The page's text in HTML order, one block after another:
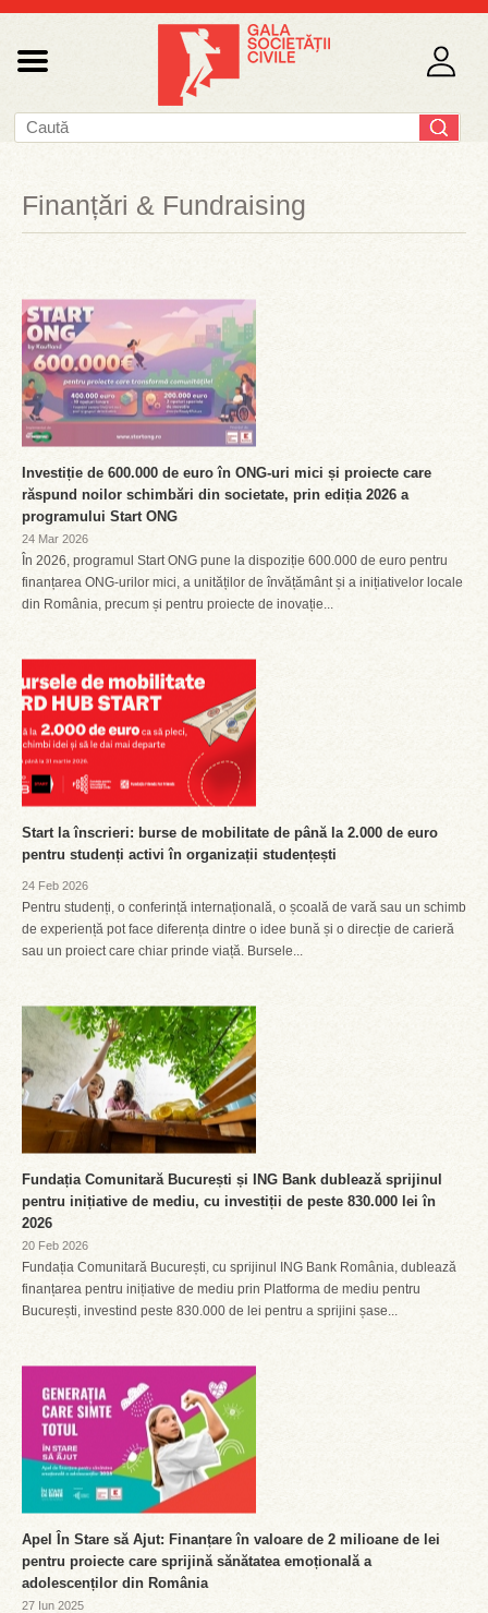
Finanțări & Fundraising
Investiție de 600.000 de euro în ONG-uri mici și proiecte care
răspund noilor schimbări din societate, prin ediția 2026 a
programului Start ONG
24 Mar 2026
În 2026, programul Start ONG pune la dispoziție 600.000 de euro pentru
finanțarea ONG-urilor mici, a unităților de învățământ și a inițiativelor locale
din România, precum și pentru proiecte de inovație...
Start la înscrieri: burse de mobilitate de până la 2.000 de euro
pentru studenți activi în organizații studențești
24 Feb 2026
Pentru studenți, o conferință internațională, o școală de vară sau un schimb
de experiență pot face diferența dintre o idee bună și o direcție de carieră
sau un proiect care chiar prinde viață. Bursele...
Fundația Comunitară București și ING Bank dublează sprijinul
pentru inițiative de mediu, cu investiții de peste 830.000 lei în
2026
20 Feb 2026
Fundația Comunitară București, cu sprijinul ING Bank România, dublează
finanțarea pentru inițiative de mediu prin Platforma de mediu pentru
București, investind peste 830.000 de lei pentru a sprijini șase...
Apel În Stare să Ajut: Finanțare în valoare de 2 milioane de lei
pentru proiecte care sprijină sănătatea emoțională a
adolescenților din România
27 Iun 2025